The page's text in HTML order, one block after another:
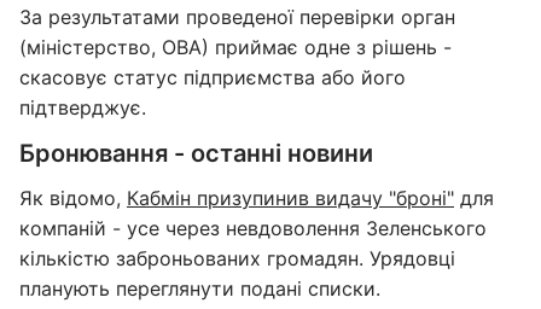
За результатами проведеної перевірки орган
(міністерство, ОВА) приймає одне з рішень -
скасовує статус підприємства або його
підтверджує.
Бронювання - останні новини
Як відомо, Кабмін призупинив видачу "броні" для
компаній - усе через невдоволення Зеленського
кількістю заброньованих громадян. Урядовці
планують переглянути подані списки.